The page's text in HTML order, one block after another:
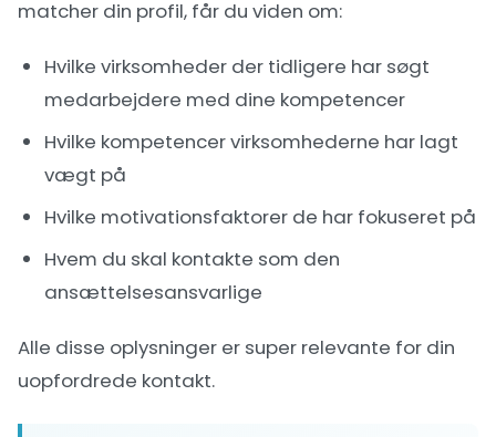
matcher din profil, får du viden om:
Hvilke virksomheder der tidligere har søgt
medarbejdere med dine kompetencer
Hvilke kompetencer virksomhederne har lagt
vægt på
Hvilke motivationsfaktorer de har fokuseret på
Hvem du skal kontakte som den
ansættelsesansvarlige
Alle disse oplysninger er super relevante for din
uopfordrede kontakt.